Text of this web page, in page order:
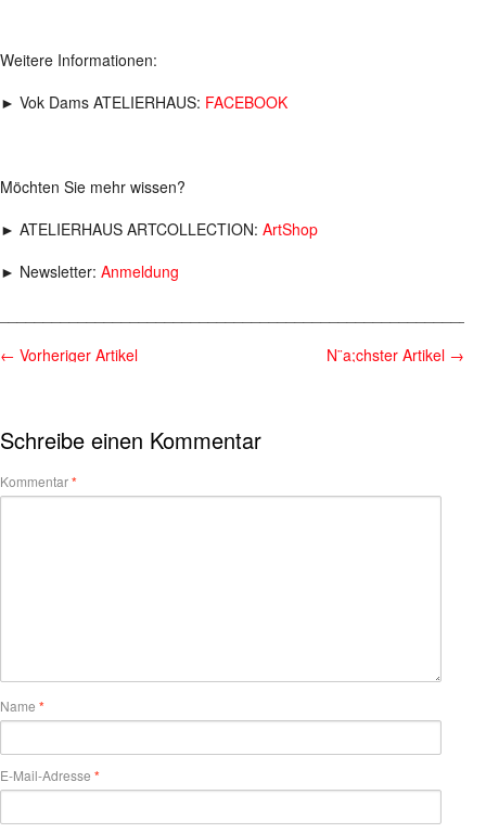
Weitere Informationen:
► Vok Dams ATELIERHAUS: FACEBOOK
Möchten Sie mehr wissen?
► ATELIERHAUS ARTCOLLECTION: ArtShop
► Newsletter: Anmeldung
← Vorheriger Artikel N¨a;chster Artikel →
Schreibe einen Kommentar
Kommentar*
Name *
E-Mail-Adresse *